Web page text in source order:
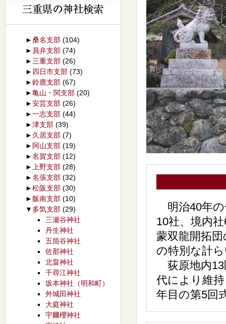
明治40年の
10社、境内
蒙双龍開拓
の特別な計
荻原地内13
代により維
年目の第5回
►桑名支部 (104)
► 員弁支部 (74)
► 三重支部 (26)
► 四日市支部 (73)
►鈴鹿支部 (67)
►亀山・関支部 (20)
►安芸支部 (26)
►一志支部 (44)
►津支部 (39)
► 久居支部 (7)
► 阿山支部 (19)
►名賀支部 (12)
►
上野支部 (28)
►名張支部 (32)
►松阪支部 (30)
►飯南支部 (10)
▼ 多気支部 (29)
三瀬谷神社
丹生神社
五箇谷神社
佐那神社
北畠神社
千尋江神社
坂本神社（明和町）
外城田神社
大庭神社
宇爾櫻神社